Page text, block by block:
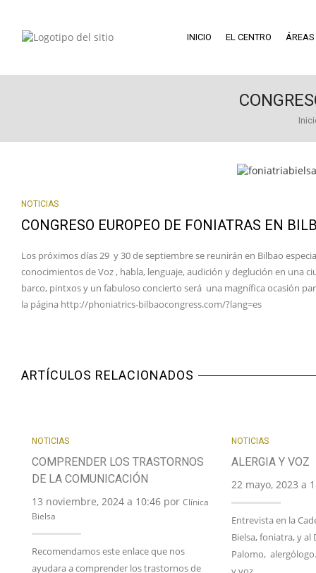
INICIO EL CENTRO ÁREAS
NOTICIAS
CONGRESO EUROPEO DE FONIATRAS EN
Los próximos días 29 y 30 de septiembre se reunirán en Bilbao
conocimientos de Voz , habla, lenguaje, audición y deglución en una
barco, pintxos y un fabuloso concierto será una magnífica ocasión
la página http://phoniatrics-bilbaocongress.com/?lang=es
ARTÍCULOS RELACIONADOS
NOTICIAS
COMPRENDER LOS TRASTORNOS
DE LA COMUNICACIÓN
13 noviembre, 2024 a 10:46 por Clínica
Bielsa
Recomendamos este enlace que nos
ayudara a comprender los trastornos de
NOTICIAS
ALERGIA Y VOZ
22 mayo, 2023 a
Entrevista en la
Bielsa, foniatra, y al
Palomo,